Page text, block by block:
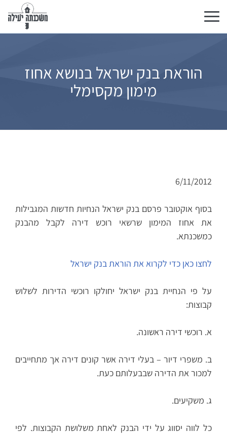
Toggle
navigation
הוראת בנק ישראל בנושא אחוז
מימון מקסימלי
6/11/2012
בסוף אוקטובר פרסם בנק ישראל הנחיות חדשות המגבילות
את אחוז המימון שרשאי רוכש דירה לקבל מהבנק
כמשכנתא.
לחצו כאן כדי לקרוא את הוראת בנק ישראל
על פי הנחיית בנק ישראל יחולקו רוכשי הדירות לשלוש
קבוצות:
א. רוכשי דירה ראשונה.
ב. משפרי דיור – בעלי דירה אשר קונים דירה אך מתחייבים
למכור את הדירה שבבעלותם כעת.
ג. משקיעים.
כל לווה יסווג על ידי הבנק לאחת משלושת הקבוצות. לפי